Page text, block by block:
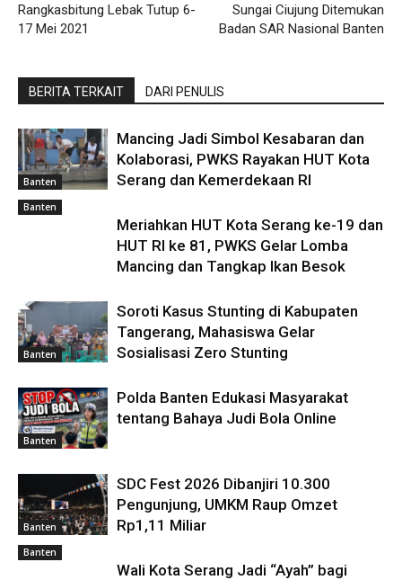
Rangkasbitung Lebak Tutup 6-
17 Mei 2021
Sungai Ciujung Ditemukan
Badan SAR Nasional Banten
BERITA TERKAIT DARI PENULIS
Banten
Mancing Jadi Simbol Kesabaran dan
Kolaborasi, PWKS Rayakan HUT Kota
Serang dan Kemerdekaan RI
Banten
Meriahkan HUT Kota Serang ke-19 dan
HUT RI ke 81, PWKS Gelar Lomba
Mancing dan Tangkap Ikan Besok
Banten
Soroti Kasus Stunting di Kabupaten
Tangerang, Mahasiswa Gelar
Sosialisasi Zero Stunting
Banten
Polda Banten Edukasi Masyarakat
tentang Bahaya Judi Bola Online
Banten
SDC Fest 2026 Dibanjiri 10.300
Pengunjung, UMKM Raup Omzet
Rp1,11 Miliar
Banten
Wali Kota Serang Jadi “Ayah” bagi